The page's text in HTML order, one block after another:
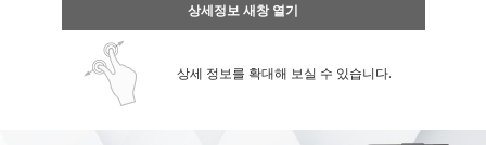
상세정보 새창 열기
상세 정보를 확대해 보실 수 있습니다.